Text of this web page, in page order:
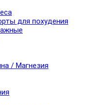
для похудения
/ Магнезия